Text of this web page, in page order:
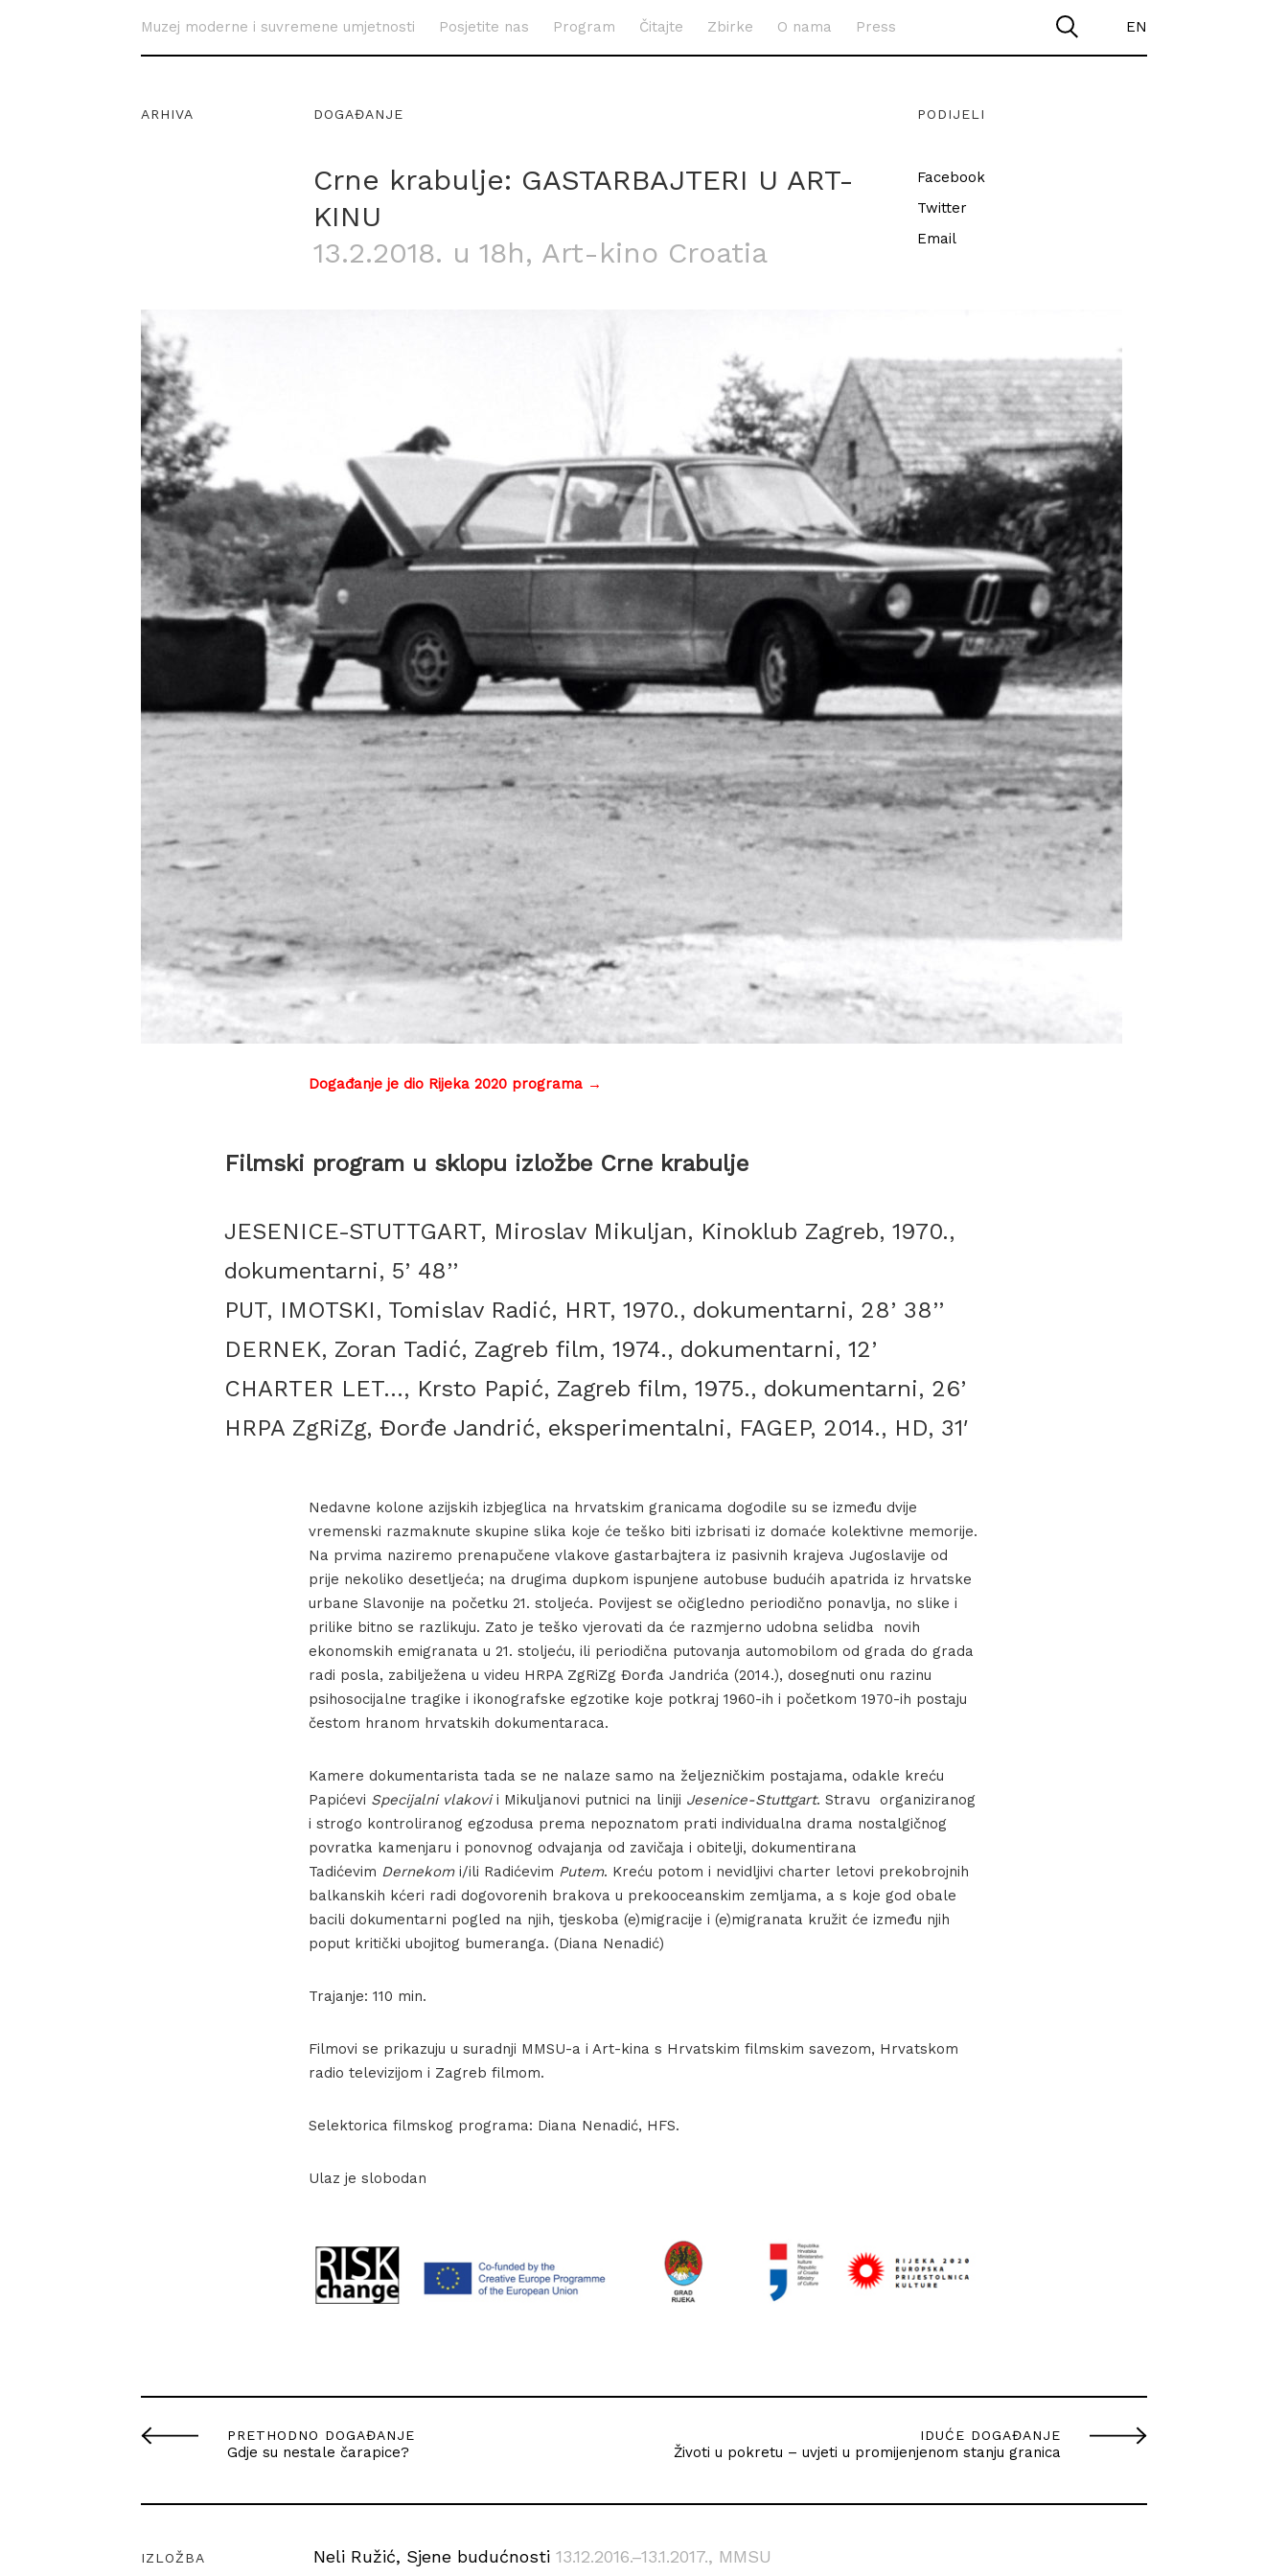
Muzej moderne i suvremene umjetnosti Posjetite nas Program Čitajte Zbirke O nama Press EN
ARHIVA DOGAĐANJE PODIJELI
Crne krabulje: GASTARBAJTERI U ART-
KINU
13.2.2018. u 18h, Art-kino Croatia
Facebook
Twitter
Email
Događanje je dio Rijeka 2020 programa →
Filmski program u sklopu izložbe Crne krabulje
JESENICE-STUTTGART, Miroslav Mikuljan, Kinoklub Zagreb, 1970.,
dokumentarni, 5’ 48’’
PUT, IMOTSKI, Tomislav Radić, HRT, 1970., dokumentarni, 28’ 38’’
DERNEK, Zoran Tadić, Zagreb film, 1974., dokumentarni, 12’
CHARTER LET…, Krsto Papić, Zagreb film, 1975., dokumentarni, 26’
HRPA ZgRiZg, Đorđe Jandrić, eksperimentalni, FAGEP, 2014., HD, 31′
Nedavne kolone azijskih izbjeglica na hrvatskim granicama dogodile su se između dvije
vremenski razmaknute skupine slika koje će teško biti izbrisati iz domaće kolektivne memorije.
Na prvima naziremo prenapučene vlakove gastarbajtera iz pasivnih krajeva Jugoslavije od
prije nekoliko desetljeća; na drugima dupkom ispunjene autobuse budućih apatrida iz hrvatske
urbane Slavonije na početku 21. stoljeća. Povijest se očigledno periodično ponavlja, no slike i
prilike bitno se razlikuju. Zato je teško vjerovati da će razmjerno udobna selidba novih
ekonomskih emigranata u 21. stoljeću, ili periodična putovanja automobilom od grada do grada
radi posla, zabilježena u videu HRPA ZgRiZg Đorđa Jandrića (2014.), dosegnuti onu razinu
psihosocijalne tragike i ikonografske egzotike koje potkraj 1960-ih i početkom 1970-ih postaju
čestom hranom hrvatskih dokumentaraca.
Kamere dokumentarista tada se ne nalaze samo na željezničkim postajama, odakle kreću
Papićevi Specijalni vlakovii Mikuljanovi putnici na liniji Jesenice-Stuttgart. Stravu organiziranog
i strogo kontroliranog egzodusa prema nepoznatom prati individualna drama nostalgičnog
povratka kamenjaru i ponovnog odvajanja od zavičaja i obitelji, dokumentirana
Tadićevim Dernekomi/ili Radićevim Putem. Kreću potom i nevidljivi charter letovi prekobrojnih
balkanskih kćeri radi dogovorenih brakova u prekooceanskim zemljama, a s koje god obale
bacili dokumentarni pogled na njih, tjeskoba (e)migracije i (e)migranata kružit će između njih
poput kritički ubojitog bumeranga. (Diana Nenadić)
Trajanje: 110 min.
Filmovi se prikazuju u suradnji MMSU-a i Art-kina s Hrvatskim filmskim savezom, Hrvatskom
radio televizijom i Zagreb filmom.
Selektorica filmskog programa: Diana Nenadić, HFS.
Ulaz je slobodan
PRETHODNO DOGAĐANJE
Gdje su nestale čarapice?
IDUĆE DOGAĐANJE
Životi u pokretu – uvjeti u promijenjenom stanju granica
IZLOŽBA Neli Ružić, Sjene budućnosti 13.12.2016.–13.1.2017., MMSU